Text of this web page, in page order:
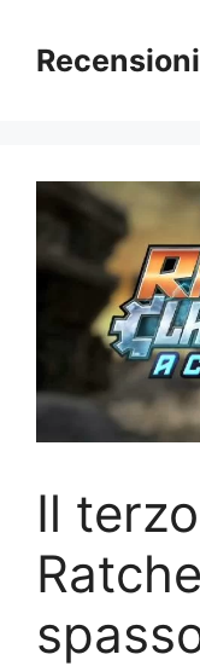
contenuto
Il